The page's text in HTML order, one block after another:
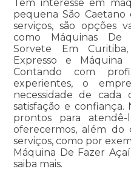
Tem interesse em
pequena São Caetano
serviços, são opções
como Máquinas De
Sorvete Em
Expresso e Máquina
Contando com
experientes, o
necessidade de cada
satisfação e confiança.
prontos para atendê-
oferecermos, além
serviços, como por
Máquina De Fazer
saiba mais.